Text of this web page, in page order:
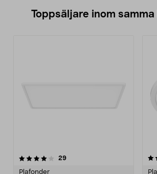
Toppsäljare inom
29recensioner
Plafonder
4.5 av 5 stjärnor